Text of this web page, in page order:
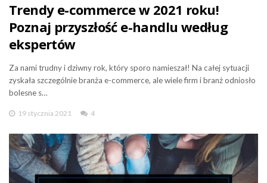
Trendy e-commerce w 2021 roku!
Poznaj przyszłość e-handlu według
ekspertów
Za nami trudny i dziwny rok, który sporo namieszał! Na całej sytuacji
zyskała szczególnie branża e-commerce, ale wiele firm i branż odniosło
bolesne s…
19 stycznia 2021 4